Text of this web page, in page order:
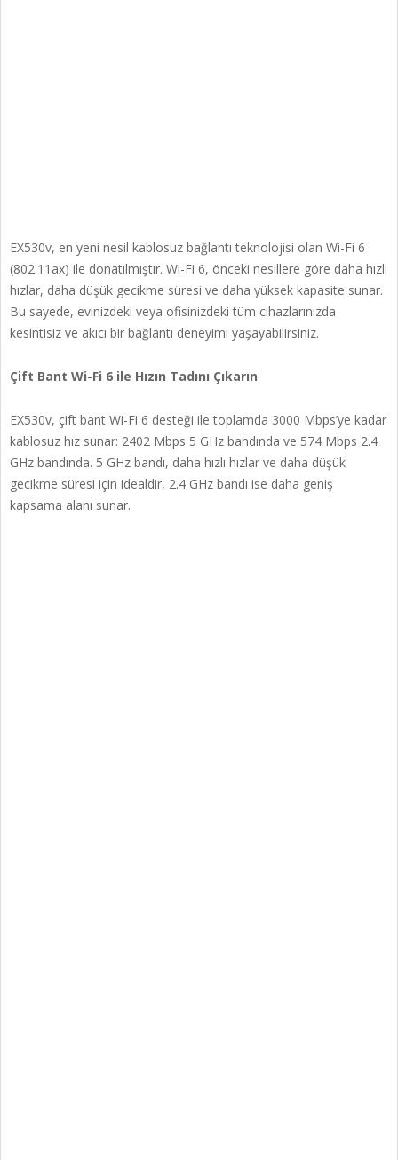
EX530v, en yeni nesil kablosuz bağlantı teknolojisi olan Wi-Fi 6
(802.11ax) ile donatılmıştır. Wi-Fi 6, önceki nesillere göre daha hızlı
hızlar, daha düşük gecikme süresi ve daha yüksek kapasite sunar.
Bu sayede, evinizdeki veya ofisinizdeki tüm cihazlarınızda
kesintisiz ve akıcı bir bağlantı deneyimi yaşayabilirsiniz.
Çift Bant Wi-Fi 6 ile Hızın Tadını Çıkarın
EX530v, çift bant Wi-Fi 6 desteği ile toplamda 3000 Mbps’ye kadar
kablosuz hız sunar: 2402 Mbps 5 GHz bandında ve 574 Mbps 2.4
GHz bandında. 5 GHz bandı, daha hızlı hızlar ve daha düşük
gecikme süresi için idealdir, 2.4 GHz bandı ise daha geniş
kapsama alanı sunar.